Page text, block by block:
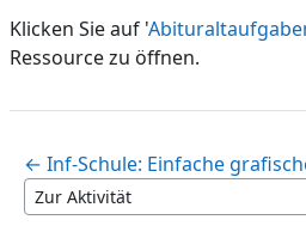
Klicken Sie auf '
Ressource zu öffnen.
← Inf-Schule: Einfache
Zur Aktivität